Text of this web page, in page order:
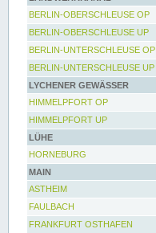
BERLIN-OBERSCHLEUSE OP
BERLIN-OBERSCHLEUSE UP
BERLIN-UNTERSCHLEUSE OP
BERLIN-UNTERSCHLEUSE UP
LYCHENER GEWÄSSER
HIMMELPFORT OP
HIMMELPFORT UP
LÜHE
HORNEBURG
MAIN
ASTHEIM
FAULBACH
FRANKFURT OSTHAFEN